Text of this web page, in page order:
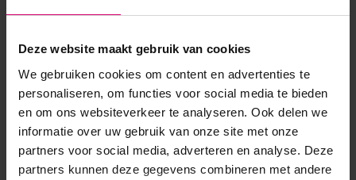
Deze website maakt gebruik van cookies
We gebruiken cookies om content en advertenties te
personaliseren, om functies voor social media te bieden
en om ons websiteverkeer te analyseren. Ook delen we
informatie over uw gebruik van onze site met onze
partners voor social media, adverteren en analyse. Deze
partners kunnen deze gegevens combineren met andere
Toon meer
Product specificaties
Artikelnummer 23274
SKU 329349